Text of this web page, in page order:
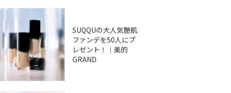
SUQQUの大人気艶肌
ファンデを50人にプ
レゼント！｜美的
GRAND